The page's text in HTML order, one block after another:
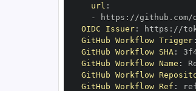
url :
-
https : //github.com/
OIDC Issuer: https :
GitHub Workflow Trigger:
GitHub Workflow SHA:
GitHub Workflow Name :
GitHub Workflow
GitHub Workflow Ref :